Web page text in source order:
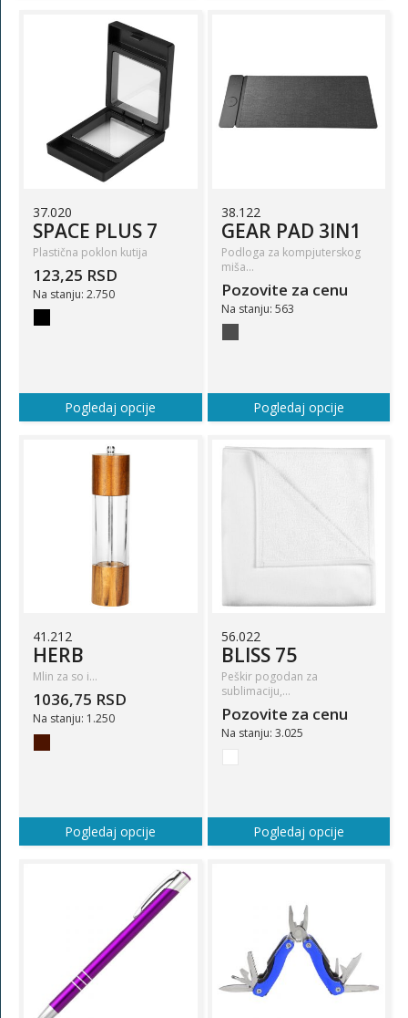
37.020
SPACE PLUS 7
Plastična poklon kutija
123,25 RSD
Na stanju: 2.750
Pogledaj opcije
38.122
GEAR PAD 3IN1
Podloga za kompjuterskog
miša…
Pozovite za cenu
Na stanju: 563
Pogledaj opcije
41.212
HERB
Mlin za so i…
1036,75 RSD
Na stanju: 1.250
Pogledaj opcije
56.022
BLISS 75
Peškir pogodan za
sublimaciju,…
Pozovite za cenu
Na stanju: 3.025
Pogledaj opcije